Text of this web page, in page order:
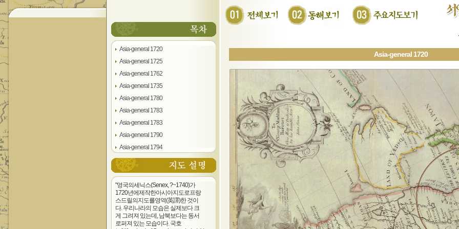
Asia-general 1720
Asia-general 1725
Asia-general 1762
Asia-general 1735
Asia-general 1780
Asia-general 1783
Asia-general 1783
Asia-general 1790
Asia-general 1794
Asia-part 1730
Asia-general 1740
Asia-parts 1754
Asia-general 1798
"영국의세닉스(Senex, ?~1740)가
1720년에제작한아시아지도로프랑
스드릴의지도를영역(英譯)한 것이
다. 우리나라의 모습은 실제보다 크
게 그려져 있는데, 남북보다는 동서
로퍼져 있는 모습이다. 국호
Asia-general 1720